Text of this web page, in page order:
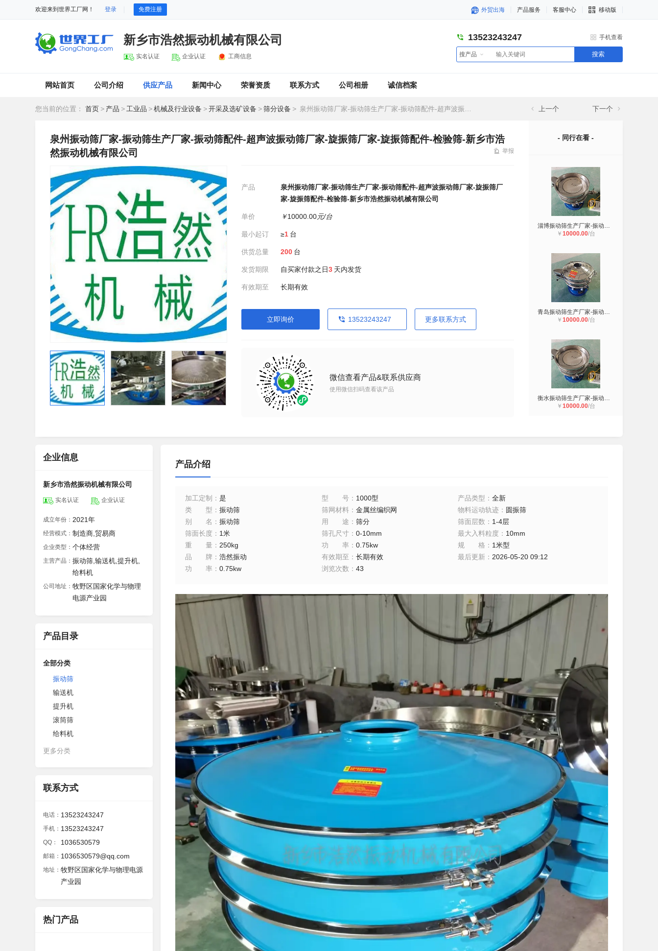
欢迎来到世界工厂网！ 登录 免费注册 外贸出海 产品服务 客服中心 移动版
新乡市浩然振动机械有限公司
实名认证 企业认证 工商信息
13523243247 手机查看
搜产品 搜索
网站首页 公司介绍 供应产品 新闻中心 荣誉资质 联系方式 公司相册 诚信档案
您当前的位置： 首页 > 产品 > 工业品 >机械及行业设备 >开采及选矿设备 >筛分设备 > 泉州振动筛厂家-振动筛生产厂家-振动筛配件-超声波振动筛厂家-旋振筛厂家-旋振筛配件-检验筛-新乡市浩然振动机械有限公司 上一个 下一个
泉州振动筛厂家-振动筛生产厂家-振动筛配件-超声波振动筛厂家-旋振筛厂家-旋振筛配件-检验筛-新乡市浩
然振动机械有限公司
举报
产品
泉州振动筛厂家-振动筛生产厂家-振动筛配件-超声波振动筛厂家-旋振筛厂
家-旋振筛配件-检验筛-新乡市浩然振动机械有限公司
单价 ￥10000.00元/台
最小起订 ≥1 台
供货总量 200 台
发货期限 自买家付款之日3 天内发货
有效期至 长期有效
立即询价 13523243247 更多联系方式
微信查看产品&联系供应商
使用微信扫码查看该产品
- 同行在看 -
淄博振动筛生产厂家-振动筛厂家-振动
￥ 10000.00/台
青岛振动筛生产厂家-振动筛厂家-振动
￥ 10000.00/台
衡水振动筛生产厂家-振动筛厂家-振动
￥ 10000.00/台
企业信息
新乡市浩然振动机械有限公司
实名认证 企业认证
成立年份： 2021年
经营模式： 制造商,贸易商
企业类型： 个体经营
主营产品： 振动筛,输送机,提升机,
给料机
公司地址： 牧野区国家化学与物理
电源产业园
产品目录
全部分类
振动筛
输送机
提升机
滚筒筛
给料机
更多分类
联系方式
电话： 13523243247
手机： 13523243247
QQ： 1036530579
邮箱： 1036530579@qq.com
地址： 牧野区国家化学与物理电源
产业园
热门产品
产品介绍
加工定制 ： 是 型号： 1000型 产品类型 ：全新
类型 ： 振动筛 筛网材料： 金属丝编织网 物料运动轨迹 ： 圆振筛
别名 ： 振动筛 用途 ： 筛分 筛面层数 ： 1-4层
筛面长度 ： 1米 筛孔尺寸： 0-10mm 最大入料粒度 ： 10mm
重量 ： 250kg 功率 ： 0.75kw 规格 ： 1米型
品牌 ： 浩然振动 有效期至 ： 长期有效 最后更新 ： 2026-05-20 09:12
功率 ： 0.75kw 浏览次数 ： 43